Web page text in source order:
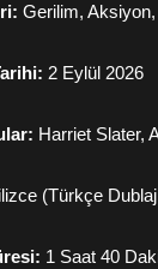
Gerilim,
2 Eylül 2026
Harriet Slater,
(Türkçe
1 Saat 40